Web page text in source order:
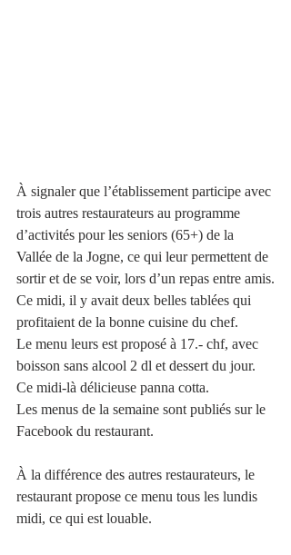
À signaler que l’établissement participe avec
trois autres restaurateurs au programme
d’activités pour les seniors (65+) de la
Vallée de la Jogne, ce qui leur permettent de
sortir et de se voir, lors d’un repas entre amis.
Ce midi, il y avait deux belles tablées qui
profitaient de la bonne cuisine du chef.
Le menu leurs est proposé à 17.- chf, avec
boisson sans alcool 2 dl et dessert du jour.
Ce midi-là délicieuse panna cotta.
Les menus de la semaine sont publiés sur le
Facebook du restaurant.
À la différence des autres restaurateurs, le
restaurant propose ce menu tous les lundis
midi, ce qui est louable.